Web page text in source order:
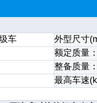
车 外型尺寸
额定质量
整备质量
最高车速